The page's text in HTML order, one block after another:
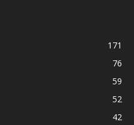
171
76
59
52
42